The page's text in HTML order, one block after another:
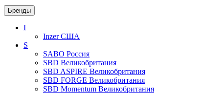
Бренды
I
InzerСША
S
SABO Россия
SBD Великобритания
SBD ASPIRE Великобритания
SBD FORGE Великобритания
SBD Momentum Великобритания